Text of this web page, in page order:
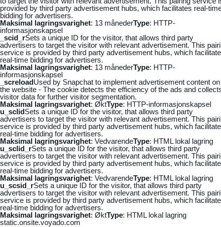
provided by third party advertisement hubs, which facilitates real-
bidding for advertisers.
Maksimal lagringsvarighet: 13 månederType: HTTP-
informasjonskapsel
_scid_rSets a unique ID for the visitor, that allows third party
advertisers to target the visitor with relevant advertisement. This
service is provided by third party advertisement hubs, which
real-time bidding for advertisers.
Maksimal lagringsvarighet: 13 månederType: HTTP-
informasjonskapsel
_screloadUsed by Snapchat to implement advertisement content on
the website - The cookie detects the efficiency of the ads and
visitor data for further visitor segmentation.
Maksimal lagringsvarighet: ØktType: HTTP-informasjonskapsel
u_sclidSets a unique ID for the visitor, that allows third party
advertisers to target the visitor with relevant advertisement. This
service is provided by third party advertisement hubs, which
real-time bidding for advertisers.
Maksimal lagringsvarighet: VedvarendeType: HTML lokal lagring
u_sclid_rSets a unique ID for the visitor, that allows third party
advertisers to target the visitor with relevant advertisement. This
service is provided by third party advertisement hubs, which
real-time bidding for advertisers.
Maksimal lagringsvarighet: VedvarendeType: HTML lokal lagring
u_scsid_rSets a unique ID for the visitor, that allows third party
advertisers to target the visitor with relevant advertisement. This
service is provided by third party advertisement hubs, which
real-time bidding for advertisers.
Maksimal lagringsvarighet: ØktType: HTML lokal lagring
static.onsite.voyado.com